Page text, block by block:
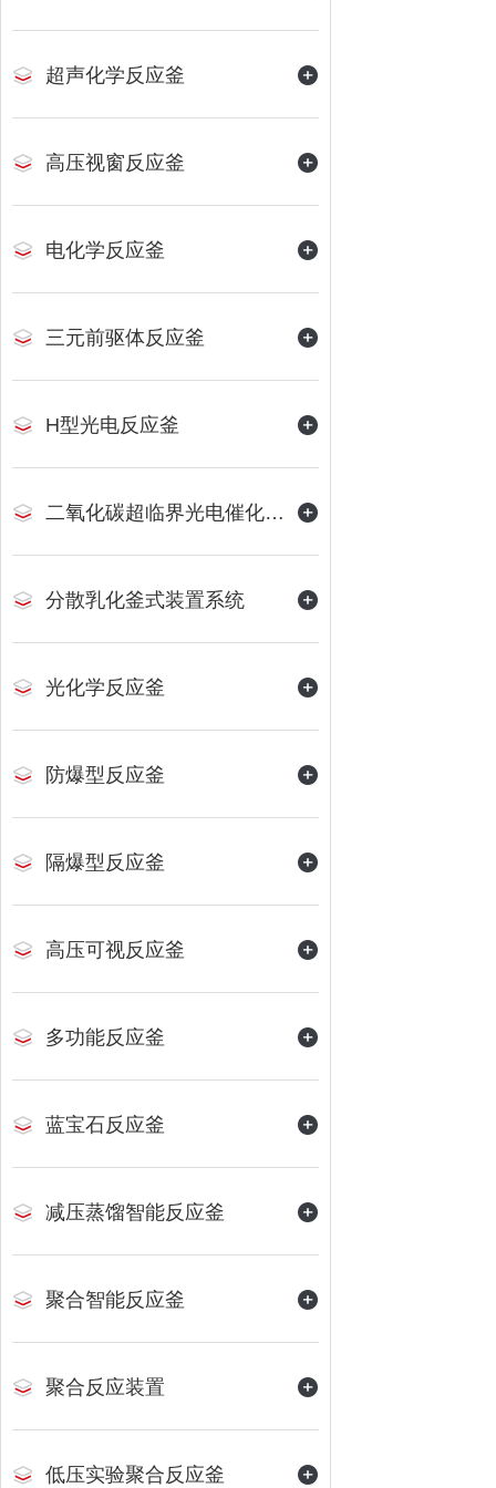
超声化学反应釜
高压视窗反应釜
电化学反应釜
三元前驱体反应釜
H型光电反应釜
二氧化碳超临界光电催化反应装置
分散乳化釜式装置系统
光化学反应釜
防爆型反应釜
隔爆型反应釜
高压可视反应釜
多功能反应釜
蓝宝石反应釜
减压蒸馏智能反应釜
聚合智能反应釜
聚合反应装置
低压实验聚合反应釜